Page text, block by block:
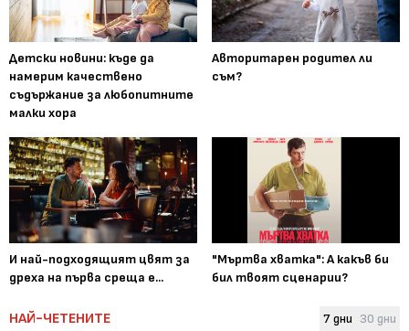
Детски новини: къде да
намерим качествено
съдържание за любопитните
малки хора
Авторитарен родител ли
съм?
И най-подходящият цвят за
дреха на първа среща е...
"Мъртва хватка": А какъв би
бил твоят сценарии?
НАЙ-ЧЕТЕНИТЕ 7 дни 30 дни